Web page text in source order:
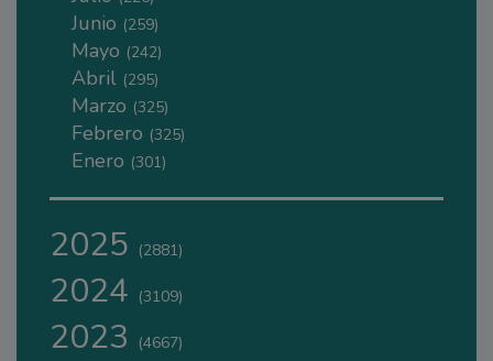
Junio (259)
Mayo (242)
Abril (295)
Marzo (325)
Febrero (325)
Enero (301)
2025 (2881)
2024 (3109)
2023 (4667)